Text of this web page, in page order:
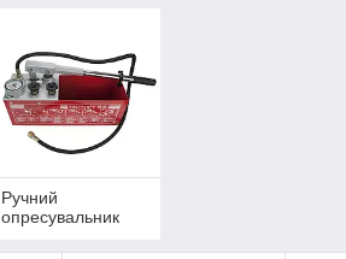
Ручний
опресувальник